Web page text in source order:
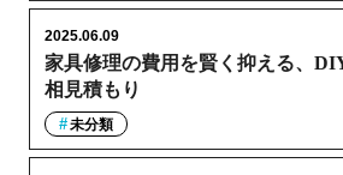
家具修理の費用を賢く抑える、
相見積もり
2025.06.09
未分類